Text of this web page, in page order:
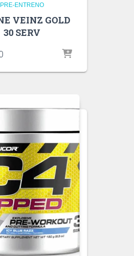
PRE-ENTRENO
VEINZ GOLD
30 SERV